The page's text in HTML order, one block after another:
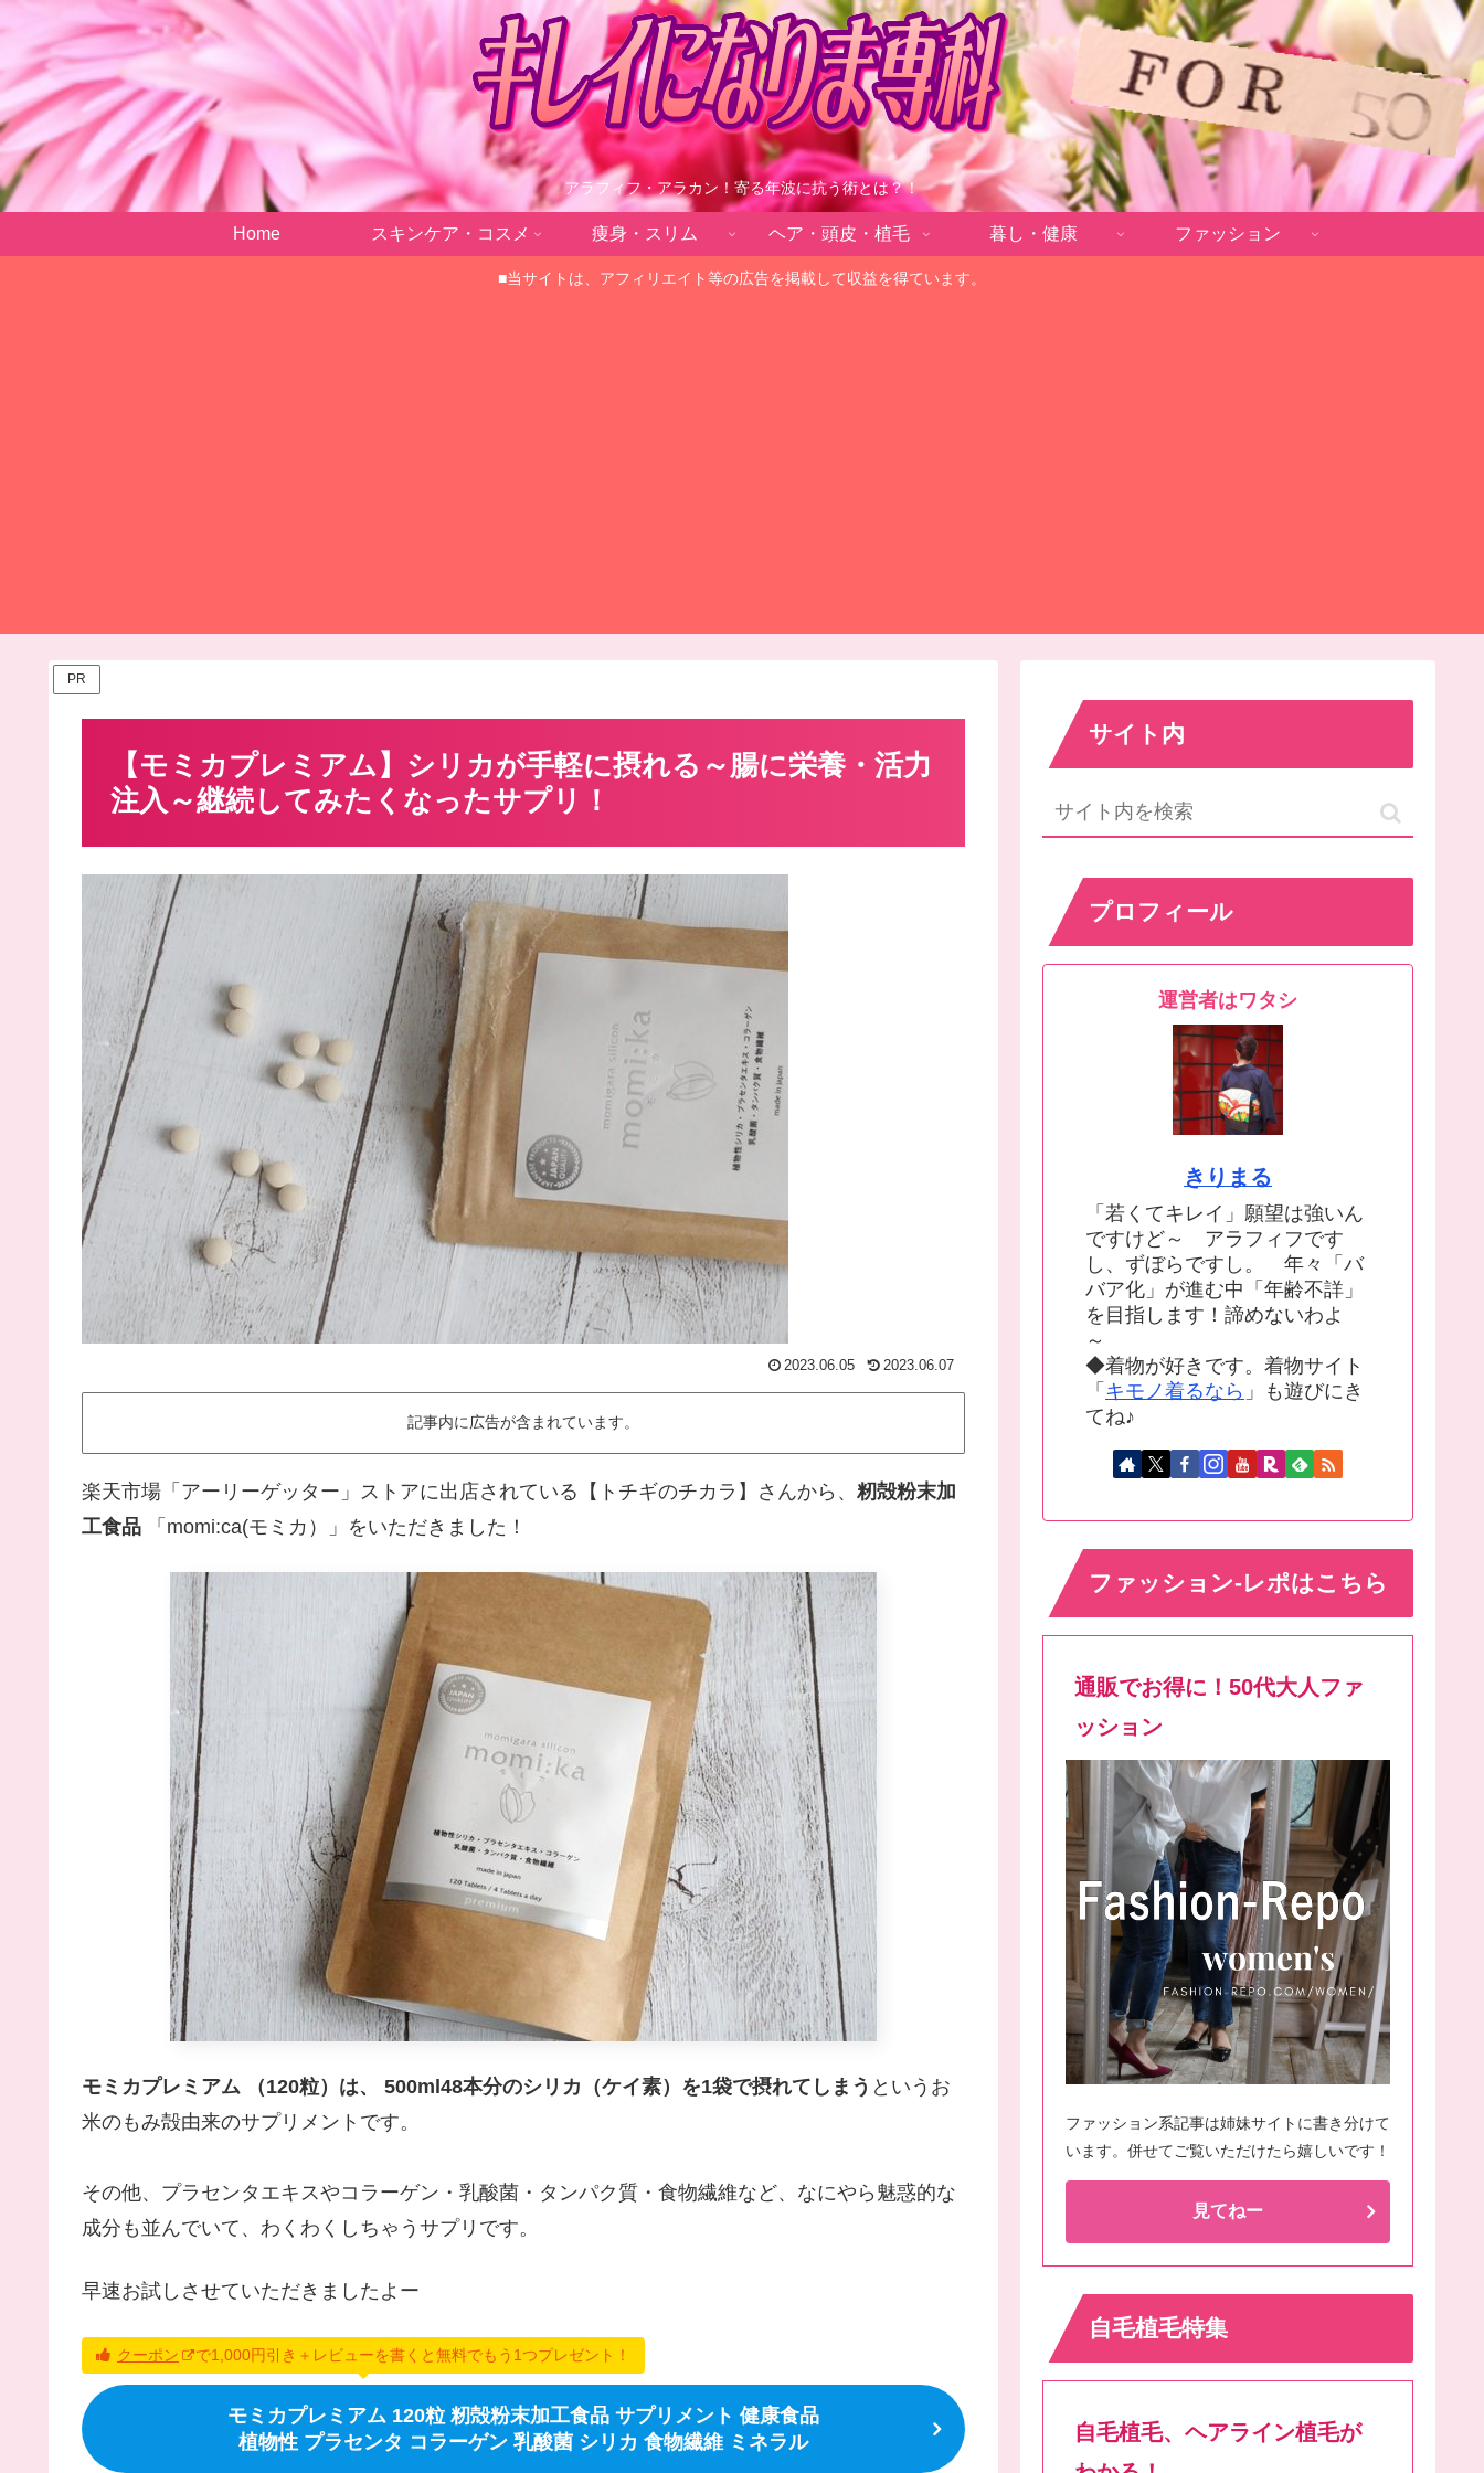
アラフィフ・アラカン！寄る年波に抗う術とは？！
Home スキンケア・コスメ 痩身・スリム ヘア・頭皮・植毛 暮し・健康 ファッション
■当サイトは、アフィリエイト等の広告を掲載して収益を得ています。
PR
【モミカプレミアム】シリカが手軽に摂れる～腸に栄養・活力
注入～継続してみたくなったサプリ！
2023.06.05 2023.06.07
記事内に広告が含まれています。
楽天市場「アーリーゲッター」ストアに出店されている【トチギのチカラ】さんから、 籾殻粉末加
工食品
「momi:ca(モミカ）」をいただきました！
モミカプレミアム （120粒）は、 500ml48本分のシリカ（ケイ素）を1袋で摂れてしまう というお
米のもみ殻由来のサプリメントです。
その他、プラセンタエキスやコラーゲン・乳酸菌・タンパク質・食物繊維など、なにやら魅惑的な
成分も並んでいて、わくわくしちゃうサプリです。
早速お試しさせていただきましたよー
クーポン で1,000円引き＋レビューを書くと無料でもう1つプレゼント！
モミカプレミアム 120粒 籾殻粉末加工食品 サプリメント 健康食品
植物性 プラセンタ コラーゲン 乳酸菌 シリカ 食物繊維 ミネラル
サイト内
プロフィール
運営者はワタシ
きりまる
「若くてキレイ」願望は強いん
ですけど～ アラフィフです
し、ずぼらですし。 年々「バ
バア化」が進む中「年齢不詳」
を目指します！諦めないわよ
～
◆着物が好きです。着物サイト
「 キモノ着るなら 」も遊びにき
てね♪
ファッション-レポはこちら
通販でお得に！50代大人ファ
ッション
ファッション系記事は姉妹サイトに書き分けて
います。併せてご覧いただけたら嬉しいです！
見てねー
自毛植毛特集
自毛植毛、ヘアライン植毛が